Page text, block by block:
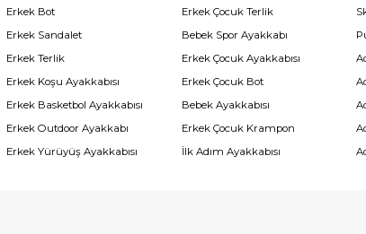
Erkek Bot
Erkek Sandalet
Erkek Terlik
Erkek Koşu Ayakkabısı
Erkek Basketbol Ayakkabısı
Erkek Outdoor Ayakkabı
Erkek Yürüyüş Ayakkabısı
Erkek Çocuk Terlik
Bebek Spor Ayakkabı
Erkek Çocuk Ayakkabısı
Erkek Çocuk Bot
Bebek Ayakkabısı
Erkek Çocuk Krampon
İlk Adım Ayakkabısı